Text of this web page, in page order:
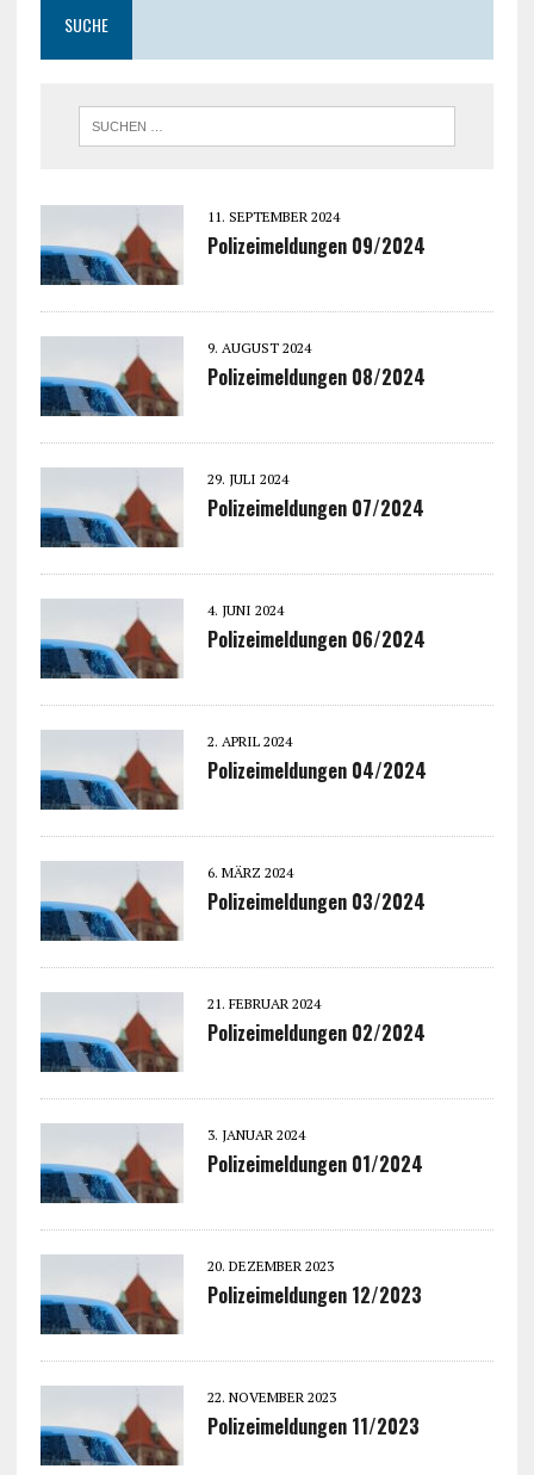
SUCHE
11. SEPTEMBER 2024
Polizeimeldungen 09/2024
9. AUGUST 2024
Polizeimeldungen 08/2024
29. JULI 2024
Polizeimeldungen 07/2024
4. JUNI 2024
Polizeimeldungen 06/2024
2. APRIL 2024
Polizeimeldungen 04/2024
6. MÄRZ 2024
Polizeimeldungen 03/2024
21. FEBRUAR 2024
Polizeimeldungen 02/2024
3. JANUAR 2024
Polizeimeldungen 01/2024
20. DEZEMBER 2023
Polizeimeldungen 12/2023
22. NOVEMBER 2023
Polizeimeldungen 11/2023